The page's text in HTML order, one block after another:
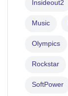
Insideout2
Music
Olympics
Rockstar
SoftPower